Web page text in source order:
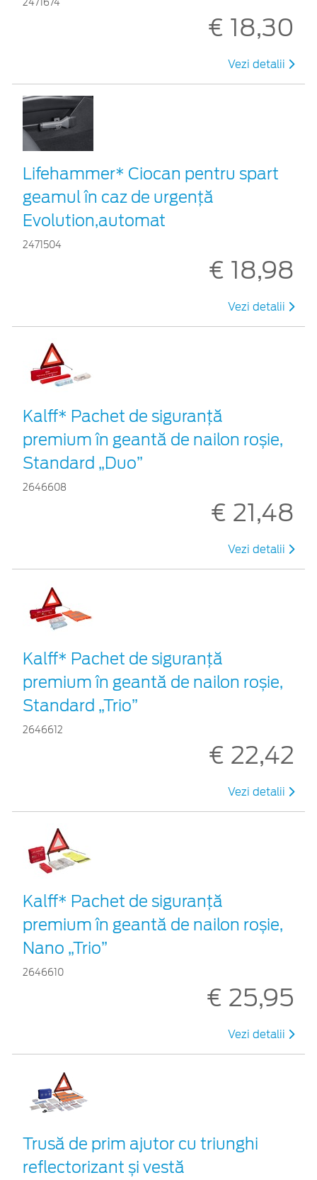
2471674
€ 18,30
Vezi detalii
Lifehammer* Ciocan pentru spart
geamul în caz de urgenţă
Evolution,automat
2471504
€ 18,98
Vezi detalii
Kalff* Pachet de siguranţă
premium în geantă de nailon roșie,
Standard „Duo”
2646608
€ 21,48
Vezi detalii
Kalff* Pachet de siguranţă
premium în geantă de nailon roșie,
Standard „Trio”
2646612
€ 22,42
Vezi detalii
Kalff* Pachet de siguranţă
premium în geantă de nailon roșie,
Nano „Trio”
2646610
€ 25,95
Vezi detalii
Trusă de prim ajutor cu triunghi
reflectorizant și vestă